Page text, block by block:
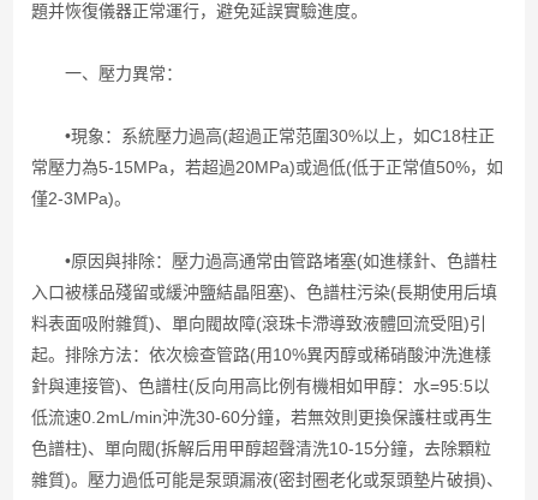
題并恢復儀器正常運行，避免延誤實驗進度。
一、壓力異常：
•現象：系統壓力過高(超過正常范圍30%以上，如C18柱正
常壓力為5-15MPa，若超過20MPa)或過低(低于正常值50%，如
僅2-3MPa)。
•原因與排除：壓力過高通常由管路堵塞(如進樣針、色譜柱
入口被樣品殘留或緩沖鹽結晶阻塞)、色譜柱污染(長期使用后填
料表面吸附雜質)、單向閥故障(滾珠卡滯導致液體回流受阻)引
起。排除方法：依次檢查管路(用10%異丙醇或稀硝酸沖洗進樣
針與連接管)、色譜柱(反向用高比例有機相如甲醇：水=95:5以
低流速0.2mL/min沖洗30-60分鐘，若無效則更換保護柱或再生
色譜柱)、單向閥(拆解后用甲醇超聲清洗10-15分鐘，去除顆粒
雜質)。壓力過低可能是泵頭漏液(密封圈老化或泵頭墊片破損)、